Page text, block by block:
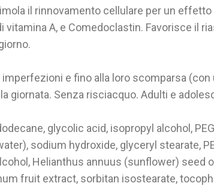
il rinnovamento cellulare per un effetto
A, e Comedoclastin. Favorisce il
e fino alla loro scomparsa
giornata. Senza risciacquo. Adulti e
glycolic acid, isopropyl alcohol,
sodium hydroxide, glyceryl stearate,
Helianthus annuus (sunflower) seed
fruit extract, sorbitan isostearate,